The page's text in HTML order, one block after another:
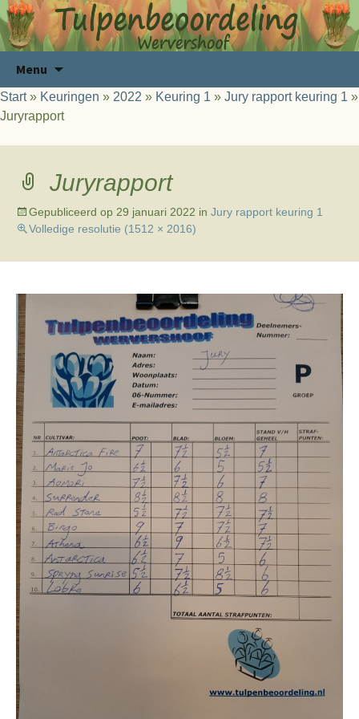
Menu
de
inhoud
Start» Keuringen » 2022 » Keuring 1 » Jury rapport keuring 1 »
Juryrapport
Juryrapport
Gepubliceerd op 29 januari 2022 in Jury rapport keuring 1
Volledige resolutie (1512 × 2016)